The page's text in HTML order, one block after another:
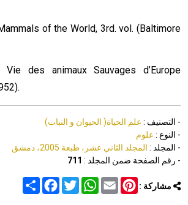
of the World, 3rd. vol. (Baltimore
Vie des animaux Sauvages d’Europe
- التصنيف : علم الحياة( الحيوان و النبات)
- النوع : علوم
- المجلد : المجلد الثاني عشر، طبعة 2005، دمشق
- رقم الصفحة ضمن المجلد : 711
مشاركة : Share
FacebookTwitter
WhatsAppEmail
Pinterest